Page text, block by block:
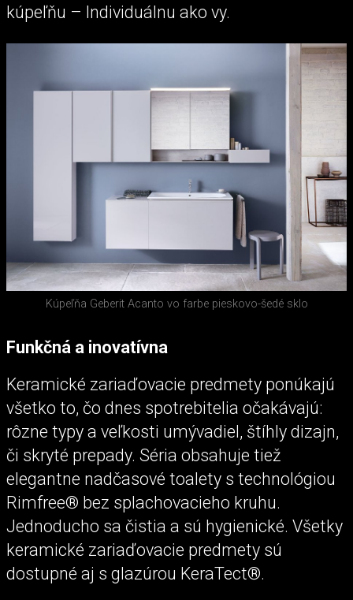
kúpeľňu – Individuálnu ako vy.
Kúpeľňa Geberit Acanto vo farbe pieskovo-šedé sklo
Funkčná a inovatívna
Keramické zariaďovacie predmety ponúkajú
všetko to, čo dnes spotrebitelia očakávajú:
rôzne typy a veľkosti umývadiel, štíhly dizajn,
či skryté prepady. Séria obsahuje tiež
elegantne nadčasové toalety s technológiou
Rimfree® bez splachovacieho kruhu.
Jednoducho sa čistia a sú hygienické. Všetky
keramické zariaďovacie predmety sú
dostupné aj s glazúrou KeraTect®.